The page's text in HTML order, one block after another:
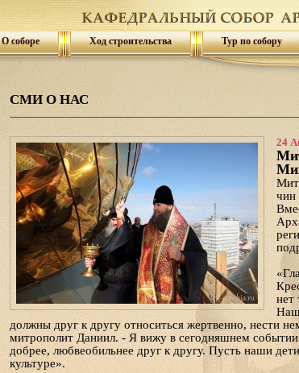
О соборе Ход строительства Тур по собору
СМИ О НАС
24
чин
нет
должны друг к другу относиться жертвенно, нести
митрополит Даниил. - Я вижу в сегодняшнем
добрее, любвеобильнее друг к другу. Пусть наши
культуре».